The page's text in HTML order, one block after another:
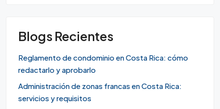
Blogs Recientes
Reglamento de condominio en Costa Rica: cómo
redactarlo y aprobarlo
Administración de zonas francas en Costa Rica:
servicios y requisitos